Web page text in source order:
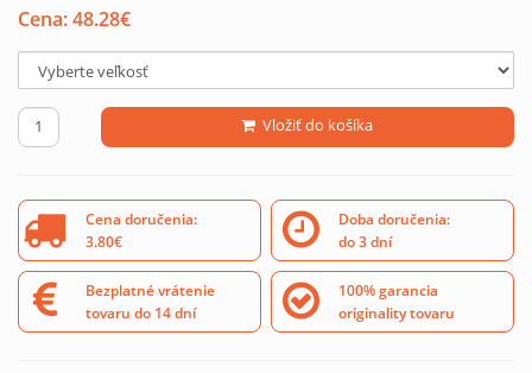
Cena:48.28€
Vložiť do košíka
Cena doručenia:
3.80€
Doba doručenia:
do 3 dní
Bezplatné vrátenie
tovaru do 14 dní
100% garancia
originality tovaru